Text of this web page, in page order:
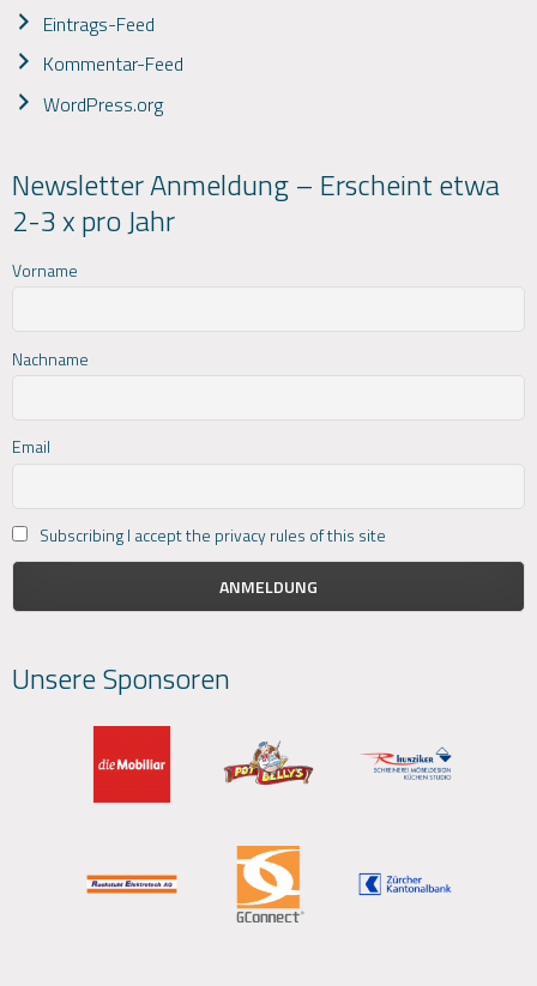
Eintrags-Feed
Kommentar-Feed
WordPress.org
Newsletter Anmeldung – Erscheint etwa
2-3 x pro Jahr
Vorname
Nachname
Email
Subscribing I accept the privacy rules of this site
Unsere Sponsoren